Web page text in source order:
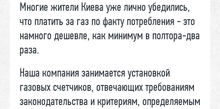
Многие жители Киева уже лично убедились,
что платить за газ по факту потребления - это
намного дешевле, как минимум в полтора-два
раза.
Наша компания занимается установкой
газовых счетчиков, отвечающих требованиям
законодательства и критериям, определяемым